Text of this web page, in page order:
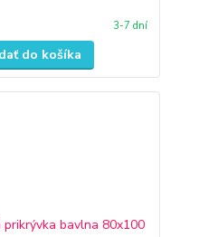
3-7 dní
do košíka